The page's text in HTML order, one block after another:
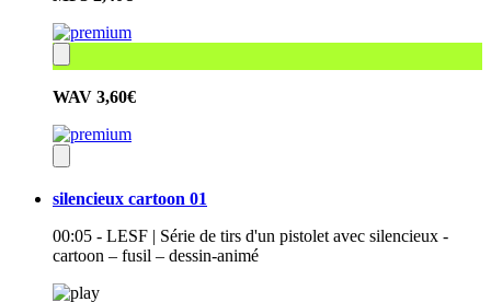
WAV 3,60€
silencieux cartoon 01
00:05 - LESF | Série de tirs d'un pistolet avec silencieux -
cartoon – fusil – dessin-animé